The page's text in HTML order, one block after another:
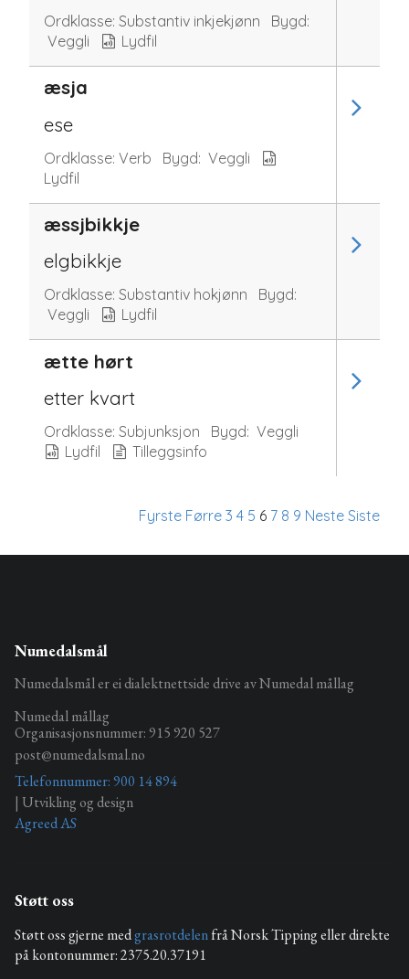
Ordklasse: Substantiv inkjekjønn
Bygd:
Veggli
Lydfil
æsja
ese
Ordklasse: Verb Bygd: Veggli
Lydfil
æssjbikkje
elgbikkje
Ordklasse: Substantiv hokjønn
Bygd:
Veggli
Lydfil
ætte hørt
etter kvart
Ordklasse: Subjunksjon Bygd: Veggli
Lydfil
Tilleggsinfo
Fyrste Førre 3 4 5 6 7 8 9 Neste Siste
Numedalsmål
Numedalsmål er ei dialektnettside drive av Numedal mållag
Numedal mållag
Organisasjonsnummer: 915 920 527
post@numedalsmal.no
Telefonnummer: 900 14 894
| Utvikling og design
Agreed AS
Støtt oss
Støtt oss gjerne medgrasrotdelenfrå Norsk Tipping eller direkte
på kontonummer: 2375.20.37191